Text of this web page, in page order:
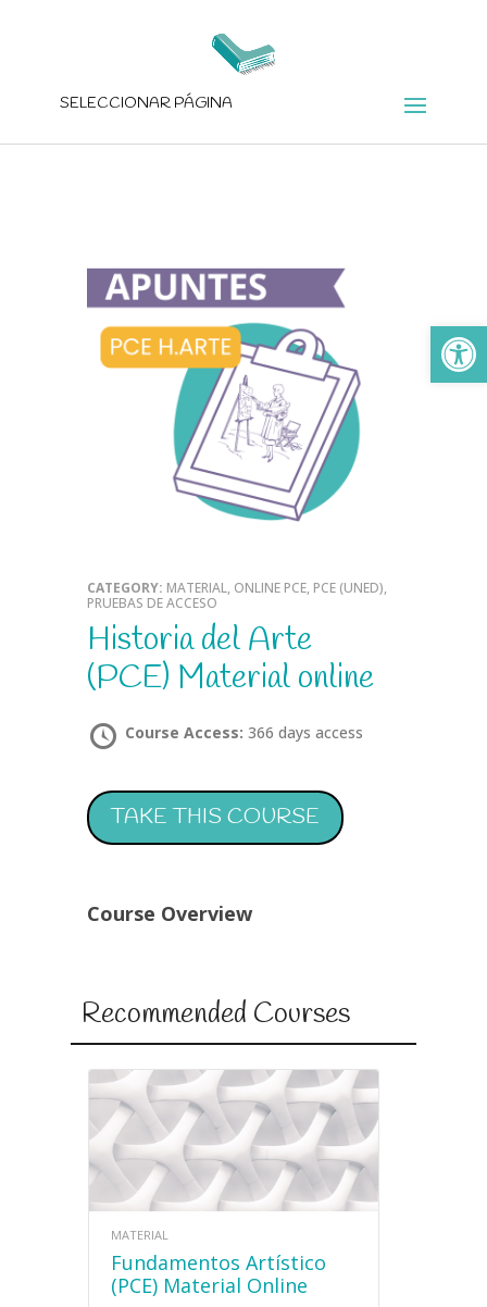
SELECCIONAR PÁGINA
CATEGORY: MATERIAL, ONLINE PCE, PCE (UNED),
PRUEBAS DE ACCESO
Historia del Arte
(PCE) Material online
Course Access: 366 days access
TAKE THIS COURSE
Course Overview
Recommended Courses
MATERIAL
Fundamentos Artístico
(PCE) Material Online